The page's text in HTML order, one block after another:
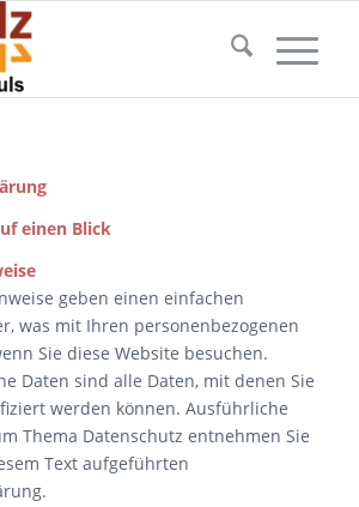
einen Blick
geben einen einfachen
was mit Ihren personenbezogenen
Sie diese Website besuchen.
Daten sind alle Daten, mit denen Sie
werden können. Ausführliche
Thema Datenschutz entnehmen Sie
Text aufgeführten